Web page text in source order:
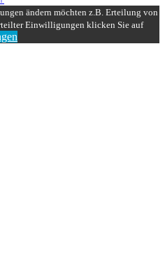
ändern möchten z.B. Erteilung von
Einwilligungen klicken Sie auf